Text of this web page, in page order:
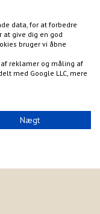
data, for at forbedre
at give dig en god
bruger vi åbne
reklamer og måling af
med Google LLC, mere
Nægt
i smukke
samt
–